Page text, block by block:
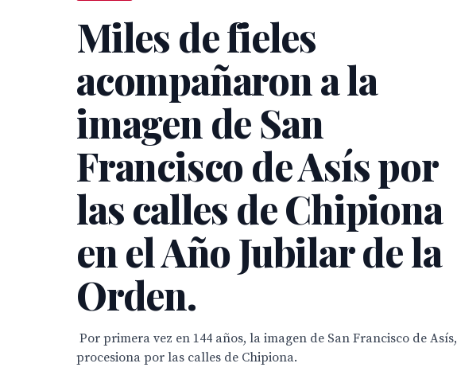
Miles de fieles
acompañaron a la
imagen de San
Francisco de Asís por
las calles de Chipiona
en el Año Jubilar de la
Orden.
Por primera vez en 144 años, la imagen de San Francisco de Asís,
procesiona por las calles de Chipiona.